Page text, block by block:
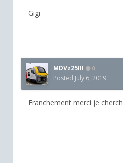
Gigi
MDVz25III 0
Posted July 6, 2019
Franchement merci je